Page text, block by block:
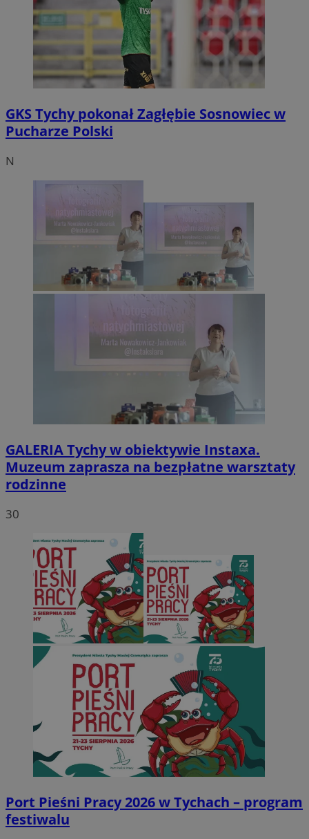
GKS Tychy pokonał Zagłębie Sosnowiec w
Pucharze Polski
N
GALERIATychy w obiektywie Instaxa.
Muzeum zaprasza na bezpłatne warsztaty
rodzinne
30
Port Pieśni Pracy 2026 w Tychach – program
festiwalu